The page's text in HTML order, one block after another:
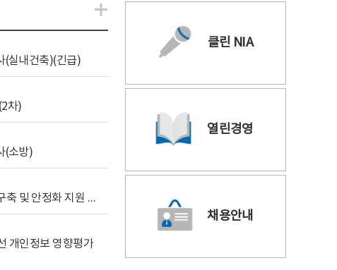
(실내건축)(긴급)
차)
(소방)
[사전규격공개] 데이터안심구역 통합관리포털 구축 및 안정화 지원 사업 위탁감리
개인정보 영향평가
알림관련 더보기
클린 NIA
열린경영
채용안내